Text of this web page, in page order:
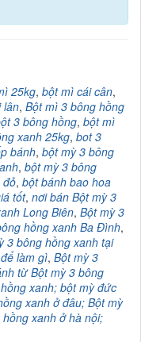
25kg, bột mì cái cân,
lân, Bột mì 3 bông hồng
3 bông hồng, bột mì
xanh 25kg, bot 3
bánh, bột mỳ 3 bông
, bột mỳ 3 bông
đỏ, bột bánh bao hoa
tốt, nơi bán Bột mỳ 3
Long Biên, Bột mỳ 3
hồng xanh Ba Đình,
3 bông hồng xanh tại
làm gì, Bột mỳ 3
từ Bột mỳ 3 bông
xanh; bột mỳ đức
xanh ở đâu; Bột mỳ
xanh ở hà nội;